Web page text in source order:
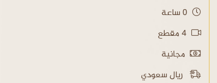
0 ساعة
4 مقطع
مجانية
ريال سعودي